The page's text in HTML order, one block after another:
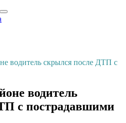
водитель скрылся после ДТП с
водитель
с пострадавшими